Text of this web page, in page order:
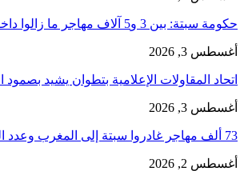
حكومة سبتة: بين 3 و5 آلاف مهاجر ما زالوا داخل المدينة و862…
أغسطس 3, 2026
اتحاد المقاولات الإعلامية بتطوان يشيد
أغسطس 3, 2026
73 ألف مهاجر غادروا سبتة إلى المغرب وعدد القتلى يرتفع لـ71
أغسطس 2, 2026